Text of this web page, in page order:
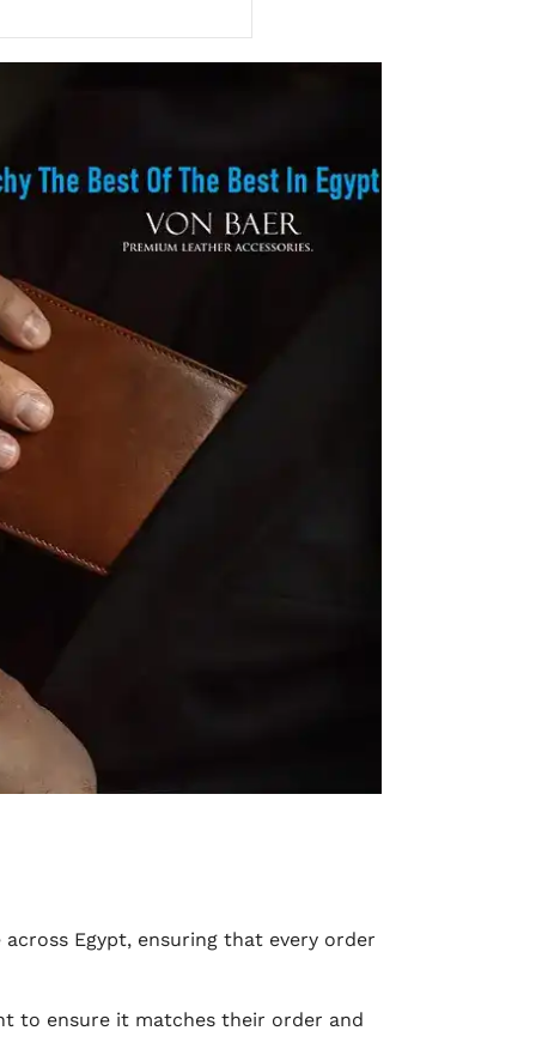
Egypt, ensuring that every order
to ensure it matches their order and